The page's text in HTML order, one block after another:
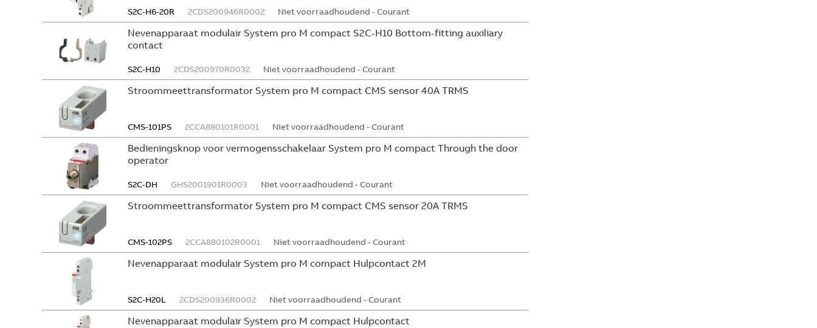
S2C-H6-20R 2CDS200946R0002 Niet voorraadhoudend - Courant
Nevenapparaat modulair System pro M compact S2C-H10 Bottom-fitting auxiliary
contact
S2C-H10 2CDS200970R0032 Niet voorraadhoudend - Courant
Stroommeettransformator System pro M compact CMS sensor 40A TRMS
CMS-101PS 2CCA880101R0001 Niet voorraadhoudend - Courant
Bedieningsknop voor vermogensschakelaar System pro M compact Through the door
operator
S2C-DH GHS2001901R0003 Niet voorraadhoudend - Courant
Stroommeettransformator System pro M compact CMS sensor 20A TRMS
CMS-102PS 2CCA880102R0001 Niet voorraadhoudend - Courant
Nevenapparaat modulair System pro M compact Hulpcontact 2M
S2C-H20L 2CDS200936R0002 Niet voorraadhoudend - Courant
Nevenapparaat modulair System pro M compact Hulpcontact